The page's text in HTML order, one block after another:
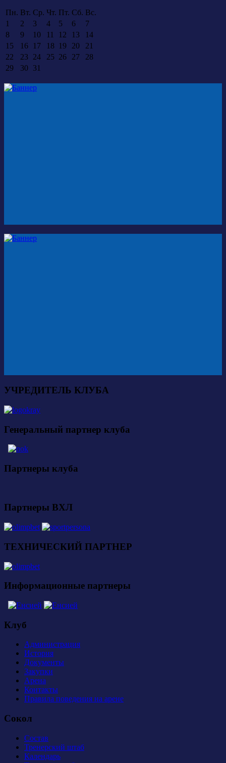
Пн. Вт. Ср. Чт. Пт. Сб. Вс.
1
2 3 4 5 6
7
8
9 10 11 12 13
14
15
16 17 18 19 20
21
22
23 24 25 26 27
28
29
30 31
УЧРЕДИТЕЛЬ КЛУБА
Генеральный партнер клуба
Партнеры клуба
Партнеры ВХЛ
ТЕХНИЧЕСКИЙ ПАРТНЕР
Информационные партнеры
Клуб
Администрация
История
Документы
Закупки
Арена
Контакты
Правила поведения на арене
Сокол
Состав
Тренерский штаб
Календарь